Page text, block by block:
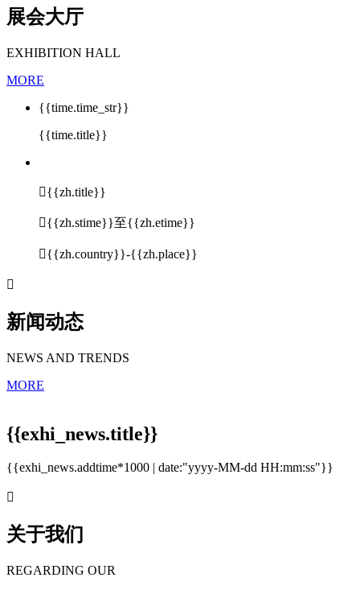
展会大厅
EXHIBITION HALL
MORE
{{time.time_str}}
{{time.title}}
{{zh.title}}
{{zh.stime}}至{{zh.etime}}
{{zh.country}}-{{zh.place}}

新闻动态
NEWS AND TRENDS
MORE
{{exhi_news.title}}
{{exhi_news.addtime*1000 | date:"yyyy-MM-dd HH:mm:ss"}}

关于我们
REGARDING OUR